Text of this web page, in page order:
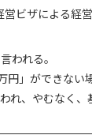
ビザによる経
われる。
円」ができない
れ、やむなく